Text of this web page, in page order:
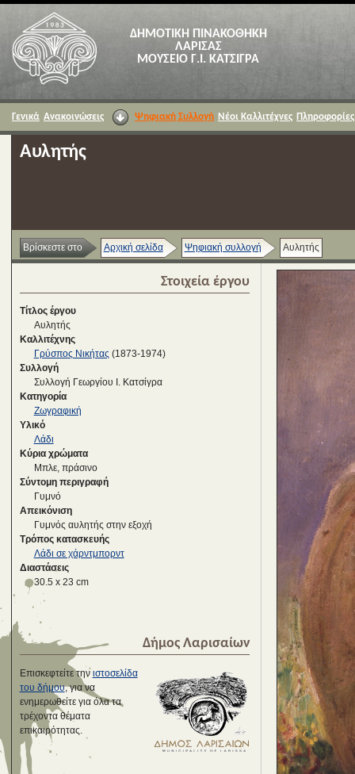
ΔΗΜΟΤΙΚΗ ΠΙΝΑΚΟΘΗΚΗ
ΛΑΡΙΣΑΣ
ΜΟΥΣΕΙΟ Γ.Ι. ΚΑΤΣΙΓΡΑ
Γενικά Ανακοινώσεις Ψηφιακή Συλλογή Νέοι Καλλιτέχνες Πληροφορίες
Αυλητής
Βρίσκεστε στο Αρχική σελίδα Ψηφιακή συλλογή Αυλητής
Στοιχεία έργου
Τίτλος έργου
Αυλητής
Καλλιτέχνης
Γρύσπος Νικήτας (1873-1974)
Συλλογή
Συλλογή Γεωργίου Ι. Κατσίγρα
Κατηγορία
Ζωγραφική
Υλικό
Λάδι
Κύρια χρώματα
Μπλε, πράσινο
Σύντομη περιγραφή
Γυμνό
Απεικόνιση
Γυμνός αυλητής στην εξοχή
Τρόπος κατασκευής
Λάδι σε χάρντμπορντ
Διαστάσεις
30.5 x 23 cm
Δήμος Λαρισαίων
Επισκεφτείτε την ιστοσελίδα
του δήμου, για να
ενημερωθείτε για όλα τα
τρέχοντα θέματα
επικαιρότητας.